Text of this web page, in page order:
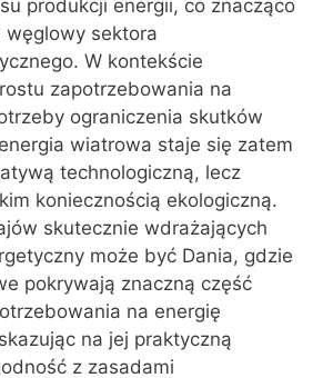
produkcji energii, co znacząco
węglowy sektora
W kontekście
zapotrzebowania na
ograniczenia skutków
wiatrowa staje się zatem
technologiczną, lecz
koniecznością ekologiczną.
skutecznie wdrażających
może być Dania, gdzie
pokrywają znaczną część
na energię
na jej praktyczną
z zasadami